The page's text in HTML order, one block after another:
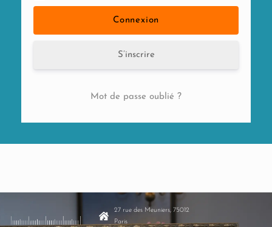
S’inscrire
Mot de passe oublié ?
27 rue des Meuniers, 75012
Paris